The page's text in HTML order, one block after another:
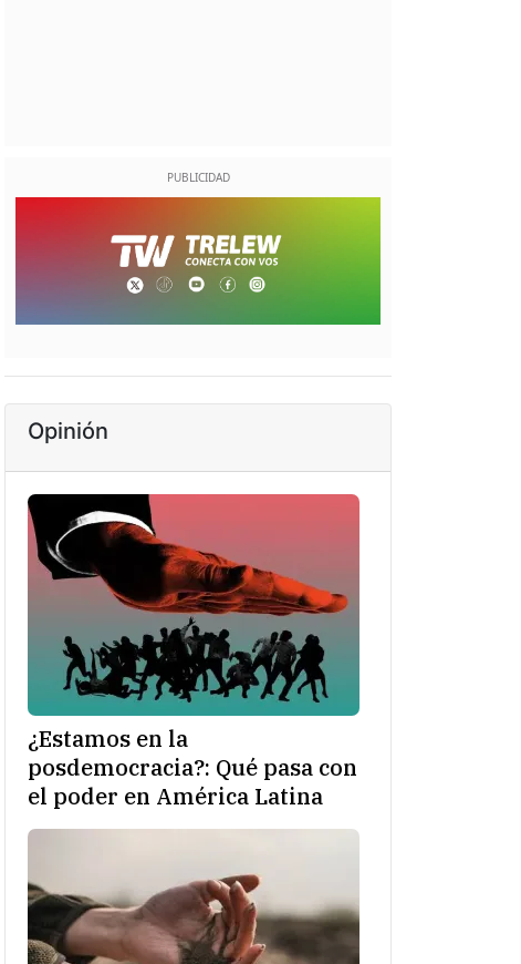
Opinión
¿Estamos en la
posdemocracia?: Qué pasa con
el poder en América Latina